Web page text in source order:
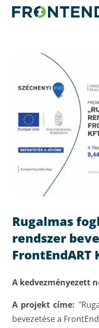
Rugalmas
rendszer
FrontEndART
A kedvezményezett
A projekt címe:
bevezetése a